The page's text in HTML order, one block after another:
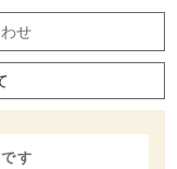
せ
です